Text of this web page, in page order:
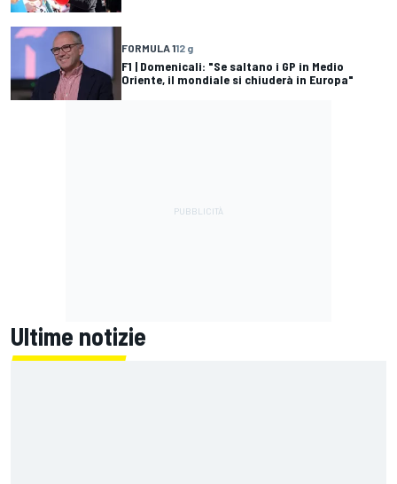
FORMULA 112 g
F1 | Domenicali: "Se saltano i GP in Medio
Oriente, il mondiale si chiuderà in Europa"
Ultime notizie